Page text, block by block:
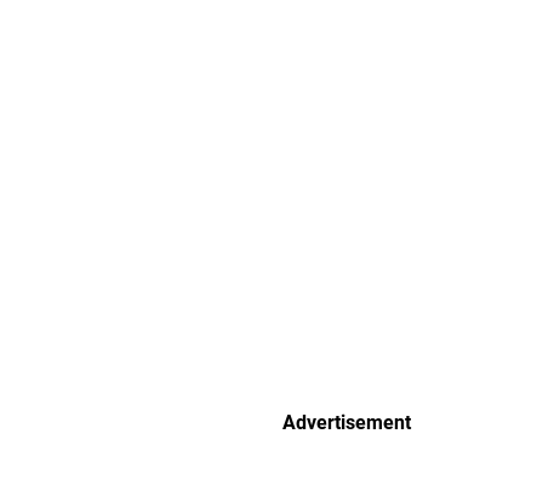
Advertisement